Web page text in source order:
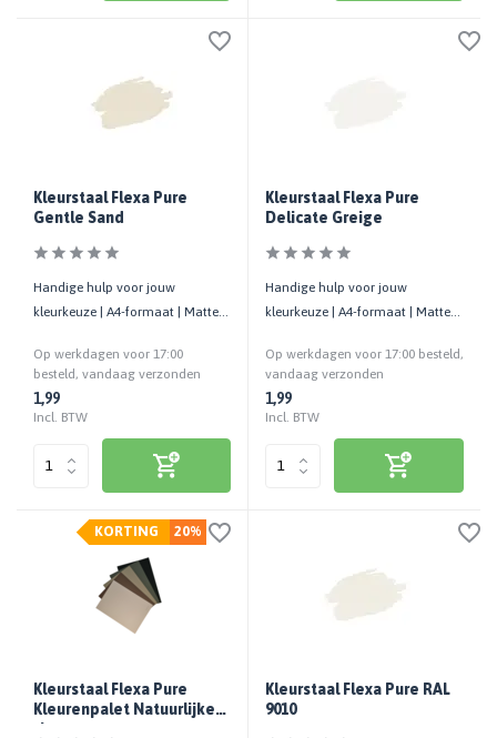
Kleurstaal Flexa Pure
Gentle Sand
Handige hulp voor jouw
kleurkeuze | A4-formaat | Matte
Op werkdagen voor 17:00
besteld, vandaag verzonden
1,99
Incl. BTW
Kleurstaal Flexa Pure
Delicate Greige
Handige hulp voor jouw
kleurkeuze | A4-formaat | Matte
Op werkdagen voor 17:00 besteld,
vandaag verzonden
1,99
Incl. BTW
20%
KORTING
Kleurstaal Flexa Pure
Kleurenpalet Natuurlijke
tinten
Kleurstaal Flexa Pure RAL
9010